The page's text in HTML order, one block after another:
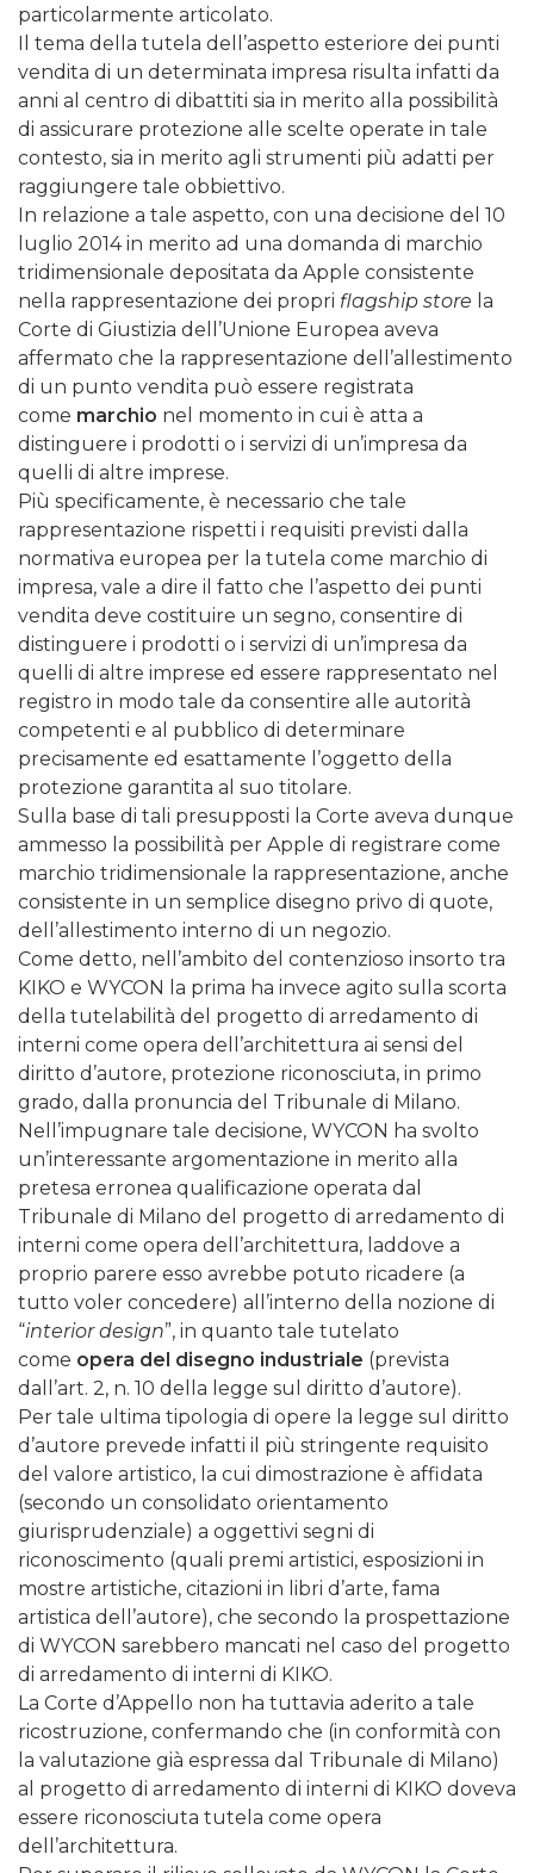
particolarmente articolato.
Il tema della tutela dell’aspetto esteriore dei punti
vendita di un determinata impresa risulta infatti da
anni al centro di dibattiti sia in merito alla possibilità
di assicurare protezione alle scelte operate in tale
contesto, sia in merito agli strumenti più adatti per
raggiungere tale obbiettivo.
In relazione a tale aspetto, con una decisione del 10
luglio 2014 in merito ad una domanda di marchio
tridimensionale depositata da Apple consistente
nella rappresentazione dei propri flagship store la
Corte di Giustizia dell’Unione Europea aveva
affermato che la rappresentazione dell’allestimento
di un punto vendita può essere registrata
come marchio nel momento in cui è atta a
distinguere i prodotti o i servizi di un’impresa da
quelli di altre imprese.
Più specificamente, è necessario che tale
rappresentazione rispetti i requisiti previsti dalla
normativa europea per la tutela come marchio di
impresa, vale a dire il fatto che l’aspetto dei punti
vendita deve costituire un segno, consentire di
distinguere i prodotti o i servizi di un’impresa da
quelli di altre imprese ed essere rappresentato nel
registro in modo tale da consentire alle autorità
competenti e al pubblico di determinare
precisamente ed esattamente l’oggetto della
protezione garantita al suo titolare.
Sulla base di tali presupposti la Corte aveva dunque
ammesso la possibilità per Apple di registrare come
marchio tridimensionale la rappresentazione, anche
consistente in un semplice disegno privo di quote,
dell’allestimento interno di un negozio.
Come detto, nell’ambito del contenzioso insorto tra
KIKO e WYCON la prima ha invece agito sulla scorta
della tutelabilità del progetto di arredamento di
interni come opera dell’architettura ai sensi del
diritto d’autore, protezione riconosciuta, in primo
grado, dalla pronuncia del Tribunale di Milano.
Nell’impugnare tale decisione, WYCON ha svolto
un’interessante argomentazione in merito alla
pretesa erronea qualificazione operata dal
Tribunale di Milano del progetto di arredamento di
interni come opera dell’architettura, laddove a
proprio parere esso avrebbe potuto ricadere (a
tutto voler concedere) all’interno della nozione di
“interior design”, in quanto tale tutelato
come opera del disegno industriale (prevista
dall’art. 2, n. 10 della legge sul diritto d’autore).
Per tale ultima tipologia di opere la legge sul diritto
d’autore prevede infatti il più stringente requisito
del valore artistico, la cui dimostrazione è affidata
(secondo un consolidato orientamento
giurisprudenziale) a oggettivi segni di
riconoscimento (quali premi artistici, esposizioni in
mostre artistiche, citazioni in libri d’arte, fama
artistica dell’autore), che secondo la prospettazione
di WYCON sarebbero mancati nel caso del progetto
di arredamento di interni di KIKO.
La Corte d’Appello non ha tuttavia aderito a tale
ricostruzione, confermando che (in conformità con
la valutazione già espressa dal Tribunale di Milano)
al progetto di arredamento di interni di KIKO doveva
essere riconosciuta tutela come opera
dell’architettura.